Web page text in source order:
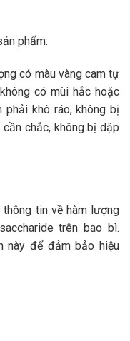
phẩm:
có màu vàng cam tự
có mùi hắc hoặc
khô ráo, không bị
chắc, không bị dập
tin về hàm lượng
trên bao bì.
này để đảm bảo hiệu